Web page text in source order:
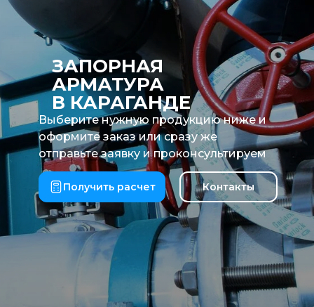
ЗАПОРНАЯ
АРМАТУРА
В КАРАГАНДЕ
Выберите нужную продукцию ниже и
оформите заказ или сразу же
отправьте заявку и проконсультируем
Получить расчет Контакты